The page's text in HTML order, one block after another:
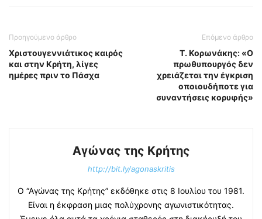
Προηγούμενο άρθρο
Χριστουγεννιάτικος καιρός
και στην Κρήτη, λίγες
ημέρες πριν το Πάσχα
Επόμενο άρθρο
Τ. Κορωνάκης: «Ο
πρωθυπουργός δεν
χρειάζεται την έγκριση
οποιουδήποτε για
συναντήσεις κορυφής»
Αγώνας της Κρήτης
http://bit.ly/agonaskritis
Ο “Αγώνας της Κρήτης” εκδόθηκε στις 8 Ιουλίου του 1981.
Είναι η έκφραση μιας πολύχρονης αγωνιστικότητας.